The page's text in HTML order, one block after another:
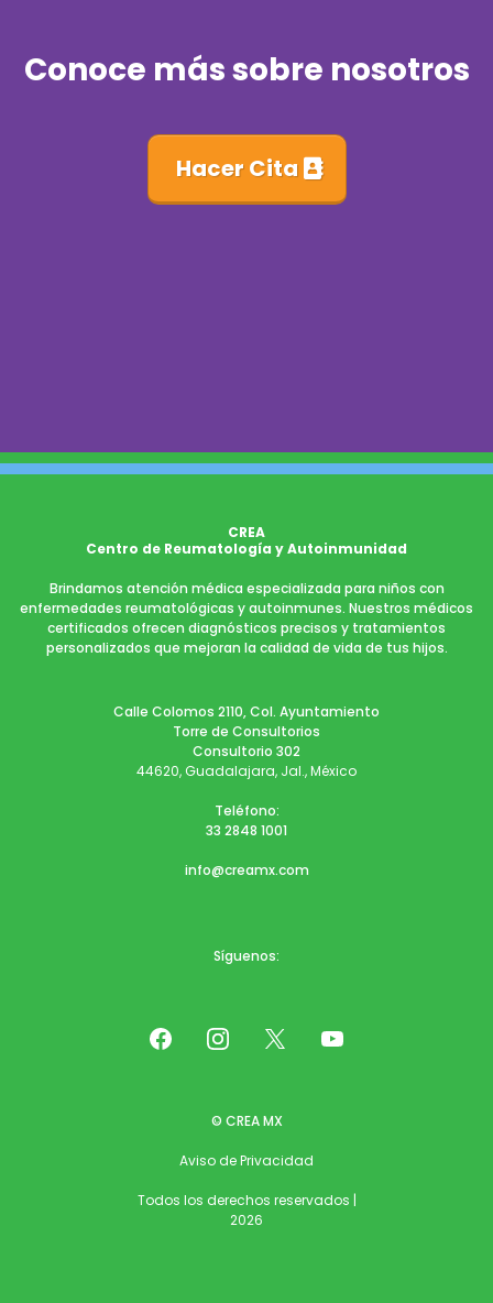
Conoce más sobre nosotros
Hacer Cita
CREA
Centro de Reumatología y Autoinmunidad
Brindamos atención médica especializada para niños con
enfermedades reumatológicas y autoinmunes. Nuestros médicos
certificados ofrecen diagnósticos precisos y tratamientos
personalizados que mejoran la calidad de vida de tus hijos.
Calle Colomos 2110, Col. Ayuntamiento
Torre de Consultorios
Consultorio 302
44620, Guadalajara, Jal., México
Teléfono:
33 2848 1001
info@creamx.com
Síguenos:
© CREA MX
Aviso de Privacidad
Todos los derechos reservados |
2026